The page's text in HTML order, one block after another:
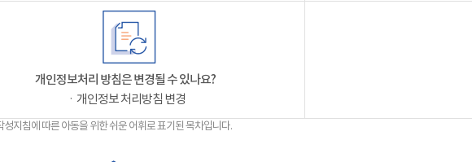
개인정보처리 방침은 변경될 수 있나요?
ㆍ개인정보 처리방침 변경
지침에 따른 아동을 위한 쉬운 어휘로 표기된 목차입니다.